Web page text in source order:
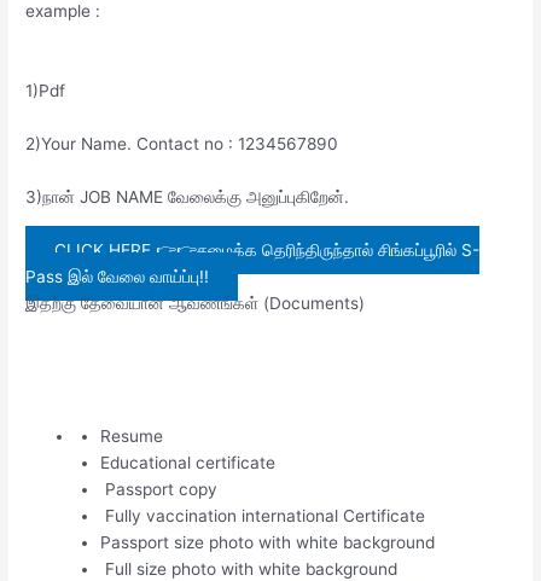
example :
1)Pdf
2)Your Name. Contact no : 1234567890
3)நான் JOB NAME வேலைக்கு அனுப்புகிறேன்.
CLICK HERE 👉👉சமைக்க தெரிந்திருந்தால் சிங்கப்பூரில் S-
Pass இல் வேலை வாய்ப்பு!!
இதற்கு தேவையான ஆவணங்கள் (Documents)
Resume
Educational certificate
Passport copy
Fully vaccination international Certificate
Passport size photo with white background
Full size photo with white background